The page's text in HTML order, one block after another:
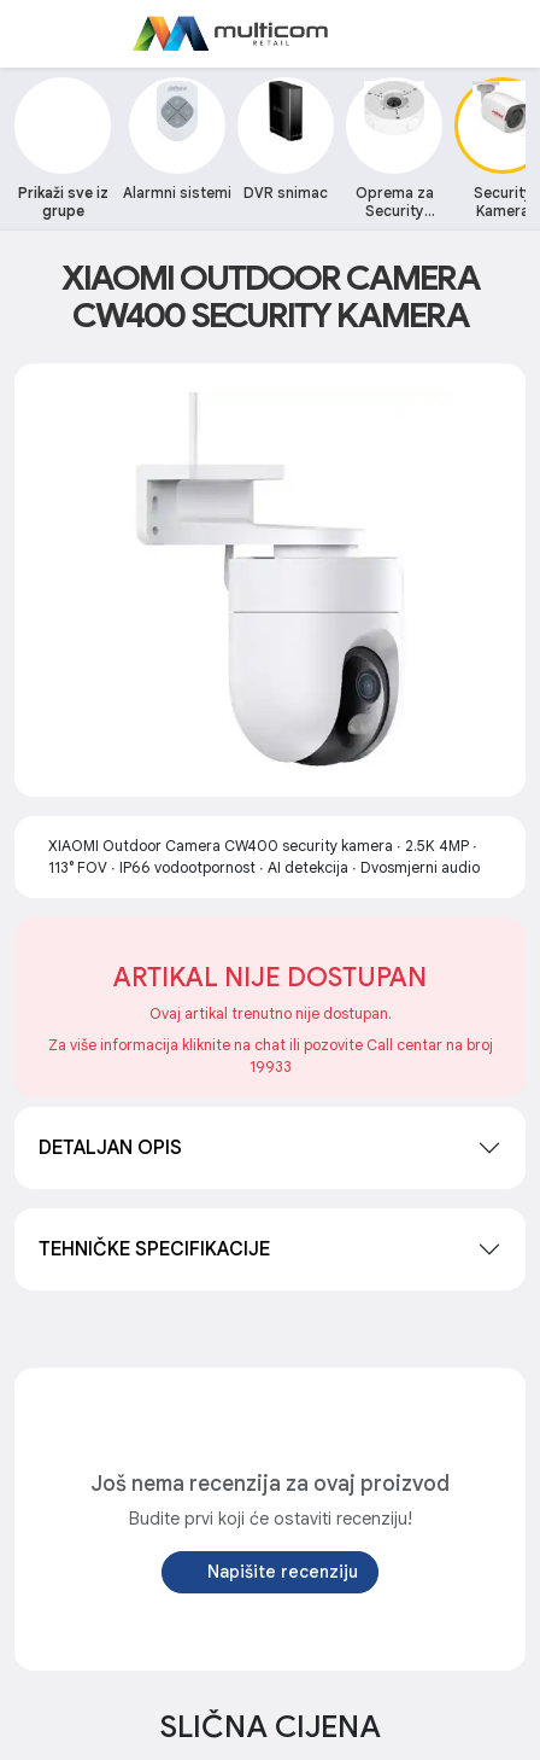
Prikaži sve iz
grupe
Alarmni sistemi DVR snimac
Oprema za
Security
Security
Kamera
XIAOMI OUTDOOR CAMERA
CW400 SECURITY KAMERA
XIAOMI Outdoor Camera CW400 security kamera ∙ 2.5K 4MP ∙
113° FOV ∙ IP66 vodootpornost ∙ AI detekcija ∙ Dvosmjerni audio
ARTIKAL NIJE DOSTUPAN
Ovaj artikal trenutno nije dostupan.
Za više informacija kliknite na chat ili pozovite Call centar na broj
19933
DETALJAN OPIS
TEHNIČKE SPECIFIKACIJE
Još nema recenzija za ovaj proizvod
Budite prvi koji će ostaviti recenziju!
Napišite recenziju
SLIČNA CIJENA